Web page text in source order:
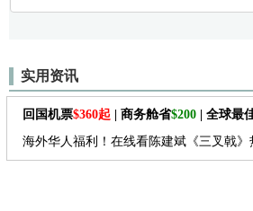
实用资讯
回国机票$360起 | 商务舱省$200 | 全球最
海外华人福利！在线看陈建斌《三叉戟